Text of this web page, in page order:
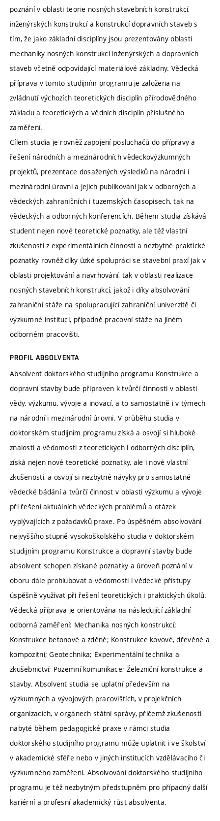
poznání v oblasti teorie nosných stavebních konstrukcí,
inženýrských konstrukcí a konstrukcí dopravních staveb s
tím, že jako základní disciplíny jsou prezentovány oblasti
mechaniky nosných konstrukcí inženýrských a dopravních
staveb včetně odpovídající materiálové základny. Vědecká
příprava v tomto studijním programu je založena na
zvládnutí výchozích teoretických disciplín přírodovědného
základu a teoretických a vědních disciplín příslušného
zaměření.
Cílem studia je rovněž zapojení posluchačů do přípravy a
řešení národních a mezinárodních vědeckovýzkumných
projektů, prezentace dosažených výsledků na národní i
mezinárodní úrovni a jejich publikování jak v odborných a
vědeckých zahraničních i tuzemských časopisech, tak na
vědeckých a odborných konferencích. Během studia získává
student nejen nové teoretické poznatky, ale též vlastní
zkušenosti z experimentálních činností a nezbytné praktické
poznatky rovněž díky úzké spolupráci se stavební praxí jak v
oblasti projektování a navrhování, tak v oblasti realizace
nosných stavebních konstrukcí, jakož i díky absolvování
zahraniční stáže na spolupracující zahraniční univerzitě či
výzkumné instituci, případně pracovní stáže na jiném
odborném pracovišti.
PROFIL ABSOLVENTA
Absolvent doktorského studijního programu Konstrukce a
dopravní stavby bude připraven k tvůrčí činnosti v oblasti
vědy, výzkumu, vývoje a inovací, a to samostatně i v týmech
na národní i mezinárodní úrovni. V průběhu studia v
doktorském studijním programu získá a osvojí si hluboké
znalosti a vědomosti z teoretických i odborných disciplín,
získá nejen nové teoretické poznatky, ale i nové vlastní
zkušenosti, a osvojí si nezbytné návyky pro samostatné
vědecké bádání a tvůrčí činnost v oblasti výzkumu a vývoje
při řešení aktuálních vědeckých problémů a otázek
vyplývajících z požadavků praxe. Po úspěšném absolvování
nejvyššího stupně vysokoškolského studia v doktorském
studijním programu Konstrukce a dopravní stavby bude
absolvent schopen získané poznatky a úroveň poznání v
oboru dále prohlubovat a vědomosti i vědecké přístupy
úspěšně využívat při řešení teoretických i praktických úkolů.
Vědecká příprava je orientována na následující základní
odborná zaměření: Mechanika nosných konstrukcí;
Konstrukce betonové a zděné; Konstrukce kovové, dřevěné a
kompozitní; Geotechnika; Experimentální technika a
zkušebnictví; Pozemní komunikace; Železniční konstrukce a
stavby. Absolvent studia se uplatní především na
výzkumných a vývojových pracovištích, v projekčních
organizacích, v orgánech státní správy, přičemž zkušenosti
nabyté během pedagogické praxe v rámci studia
doktorského studijního programu může uplatnit i ve školství
v akademické sféře nebo v jiných institucích vzdělávacího či
výzkumného zaměření. Absolvování doktorského studijního
programu je též nezbytným předstupněm pro případný další
kariérní a profesní akademický růst absolventa.